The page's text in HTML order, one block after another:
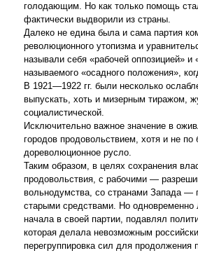
голодающим. Но как только помощь
фактически выдворили из страны.
Далеко не едина была и сама партия
революционного утопизма и
называли себя «рабочей оппозицией»
называемого «осадного положения»,
В 1921—1922 гг. были несколько
выпускать, хоть и мизерным тиражом,
социалистической.
Исключительно важное значение в
городов продовольствием, хотя и не
дореволюционное русло.
Таким образом, в целях сохранения
продовольствия, с рабочими —
вольнодумства, со странами Запада —
старыми средствами. Но одновременно
начала в своей партии, подавлял
которая делала невозможным
перегруппировка сил для продолжения